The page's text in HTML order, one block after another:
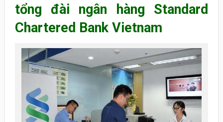
tổng đài ngân hàng Standard
Chartered Bank Vietnam